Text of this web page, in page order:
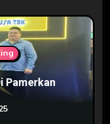
Pamerkan